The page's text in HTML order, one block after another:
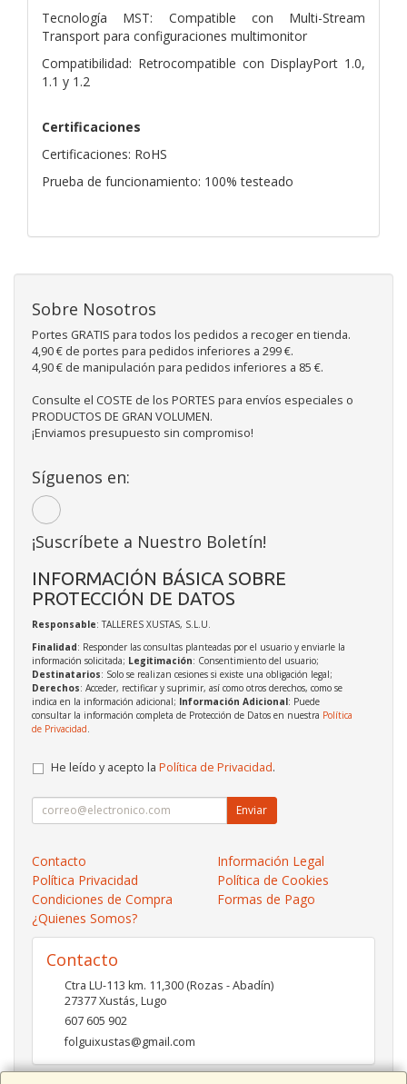
Tecnología MST: Compatible con Multi-Stream
Transport para configuraciones multimonitor
Compatibilidad: Retrocompatible con DisplayPort 1.0,
1.1 y 1.2
Certificaciones
Certificaciones: RoHS
Prueba de funcionamiento: 100% testeado
Sobre Nosotros
Portes GRATIS para todos los pedidos a recoger en tienda.
4,90 € de portes para pedidos inferiores a 299 €.
4,90 € de manipulación para pedidos inferiores a 85 €.
Consulte el COSTE de los PORTES para envíos especiales o
PRODUCTOS DE GRAN VOLUMEN.
¡Enviamos presupuesto sin compromiso!
Síguenos en:
¡Suscríbete a Nuestro Boletín!
INFORMACIÓN BÁSICA SOBRE
PROTECCIÓN DE DATOS
Responsable: TALLERES XUSTAS, S.L.U.
Finalidad: Responder las consultas planteadas por el usuario y enviarle la
información solicitada; Legitimación: Consentimiento del usuario;
Destinatarios: Solo se realizan cesiones si existe una obligación legal;
Derechos: Acceder, rectificar y suprimir, así como otros derechos, como se
indica en la información adicional; Información Adicional: Puede
consultar la información completa de Protección de Datos en nuestra Política
de Privacidad
He leído y acepto la Política de Privacidad.
Enviar
Contacto
Información Legal
Política Privacidad
Política de Cookies
Condiciones de Compra
Formas de Pago
¿Quienes Somos?
Contacto
Ctra LU-113 km. 11,300 (Rozas - Abadín)
27377Xustás,Lugo
607 605 902
folguixustas@gmail.com